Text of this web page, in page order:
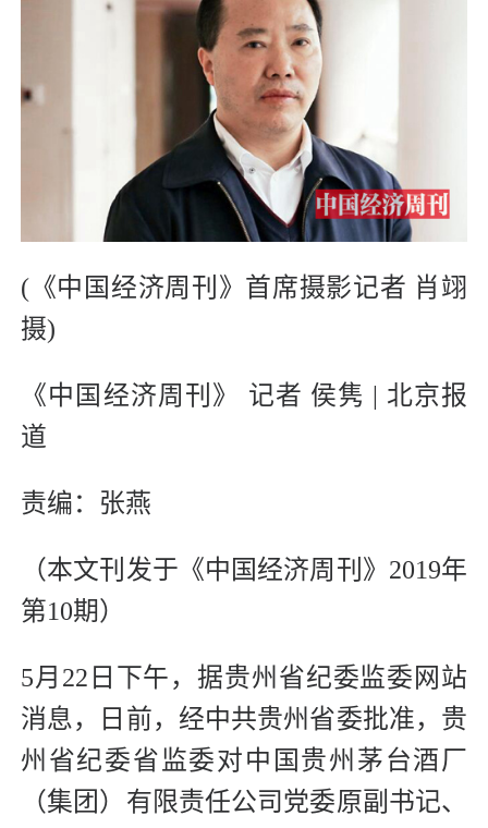
(《中国经济周刊》首席摄影记者 肖翊
摄)
《中国经济周刊》 记者 侯隽 | 北京报
道
责编：张燕
（本文刊发于《中国经济周刊》2019年
第10期）
5月22日下午，据贵州省纪委监委网站
消息，日前，经中共贵州省委批准，贵
州省纪委省监委对中国贵州茅台酒厂
（集团）有限责任公司党委原副书记、